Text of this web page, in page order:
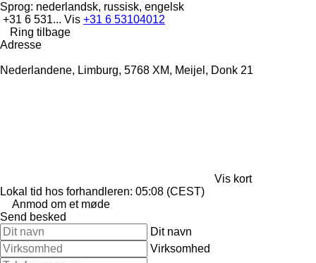
Sprog: nederlandsk, russisk, engelsk
+31 6 531... Vis +31 6 53104012
Ring tilbage
Adresse
Nederlandene, Limburg, 5768 XM, Meijel, Donk 21
Vis kort
Lokal tid hos forhandleren: 05:08 (CEST)
Anmod om et møde
Send besked
Dit navn
Virksomhed